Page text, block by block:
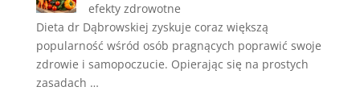
efekty zdrowotne
Dieta dr Dąbrowskiej zyskuje coraz większą
popularność wśród osób pragnących poprawić swoje
zdrowie i samopoczucie. Opierając się na prostych
zasadach …